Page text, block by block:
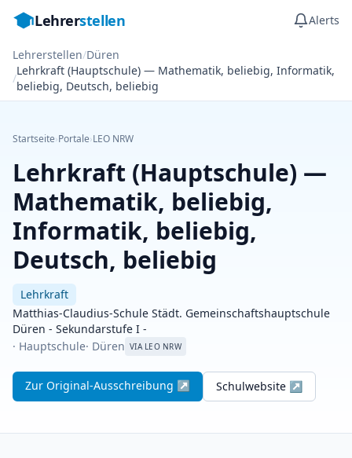
Lehrerstellen Alerts
Lehrerstellen/Düren
/
Lehrkraft (Hauptschule) — Mathematik, beliebig, Informatik,
beliebig, Deutsch, beliebig
Startseite›Portale›LEO NRW
Lehrkraft (Hauptschule) —
Mathematik, beliebig,
Informatik, beliebig,
Deutsch, beliebig
Lehrkraft
Matthias-Claudius-Schule Städt. Gemeinschaftshauptschule
Düren - Sekundarstufe I -
· Hauptschule· Düren VIA LEO NRW
Zur Original-Ausschreibung ↗ Schulwebsite ↗